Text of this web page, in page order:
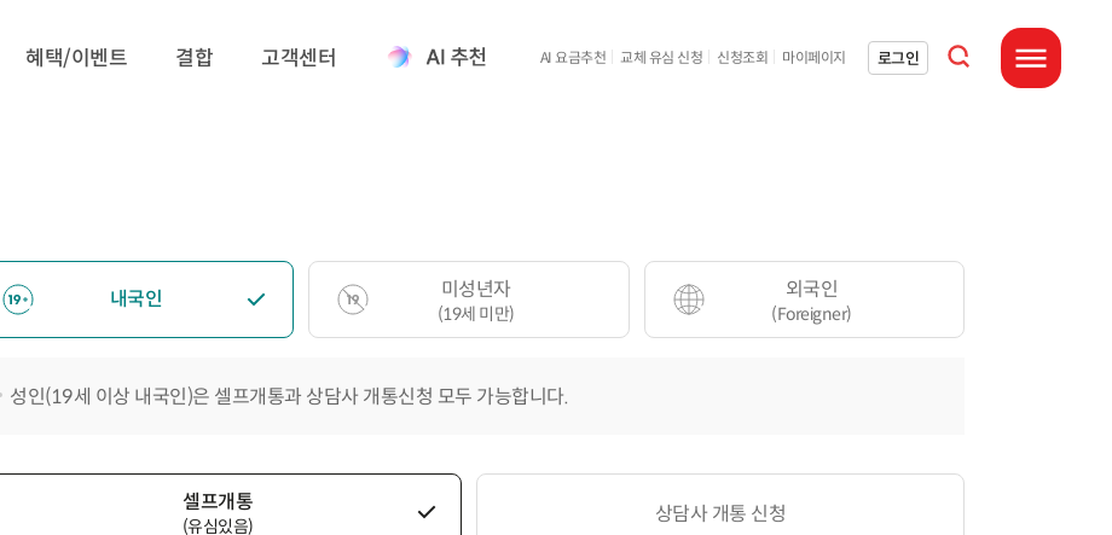
혜택/이벤트 결합 고객센터 AI 요금추천 교체 유심 신청 신청조회 마이페이지 로그인
통합검색 열기
전체메뉴 열기
내국인 미성년자
(19세 미만)
외국인
(Foreigner)
성인(19세 이상 내국인)은 셀프개통과 상담사 개통신청 모두 가능합니다.
셀프개통
(유심있음) 상담사 개통 신청